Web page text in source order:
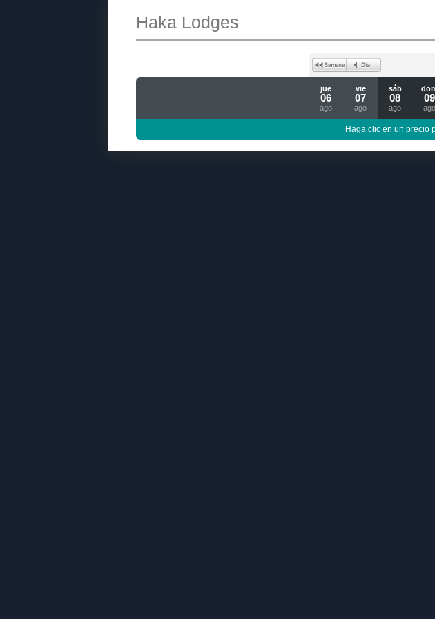
Haka Lodges
jue
06
ago
vie
07
ago
sáb
08
ago
09
ago
Haga clic en un precio